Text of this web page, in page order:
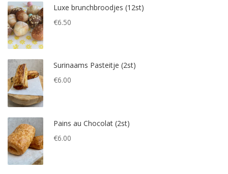
Luxe brunchbroodjes (12st)
€6.50
Surinaams Pasteitje (2st)
€6.00
Pains au Chocolat (2st)
€6.00